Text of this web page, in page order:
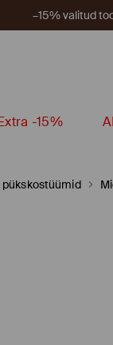
–15% valitud
-15%
pükskostüümid